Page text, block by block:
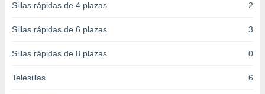
de
en
a lo que
Sillas rápidas de 4 plazas 2
Sillas rápidas de 6 plazas 3
Sillas rápidas de 8 plazas 0
Telesillas 6